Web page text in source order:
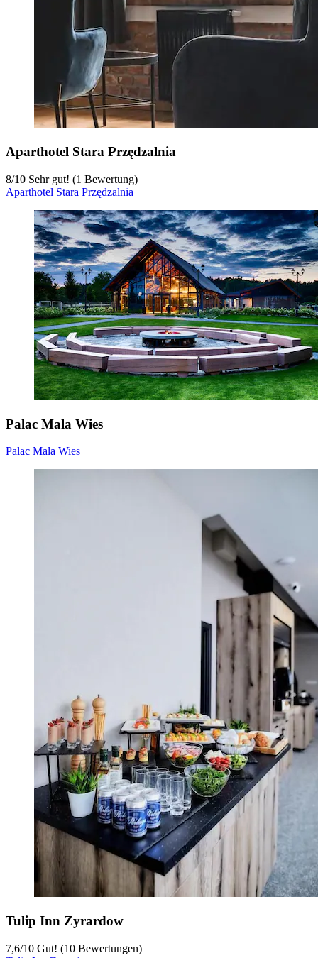
Aparthotel Stara Przędzalnia
8/10 Sehr gut! (1 Bewertung)
Aparthotel Stara Przędzalnia
Palac Mala Wies
Palac Mala Wies
Tulip Inn Zyrardow
7,6/10 Gut! (10 Bewertungen)